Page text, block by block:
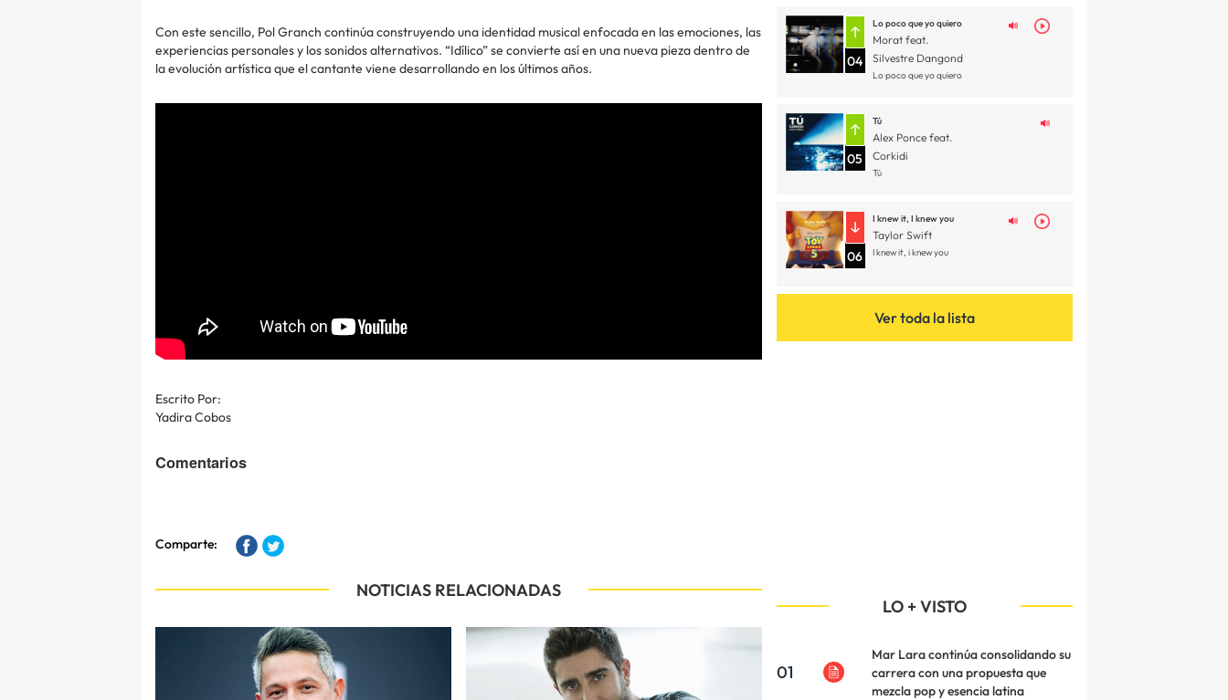
Con este sencillo, Pol Granch continúa construyendo una identidad musical enfocada en las emociones, las
experiencias personales y los sonidos alternativos. “Idílico” se convierte así en una nueva pieza dentro de
la evolución artística que el cantante viene desarrollando en los últimos años.
Escrito Por:
Yadira Cobos
Comentarios
Comparte:
NOTICIAS RELACIONADAS
04
Lo poco que yo quiero
Morat feat.
Silvestre Dangond
Lo poco que yo quiero
05
Tú
Alex Ponce feat.
Corkidi
Tú
06
I knew it, I knew you
Taylor Swift
I knew it, i knew you
Ver toda la lista
LO + VISTO
01
Mar Lara continúa consolidando su
carrera con una propuesta que
mezcla pop y esencia latina